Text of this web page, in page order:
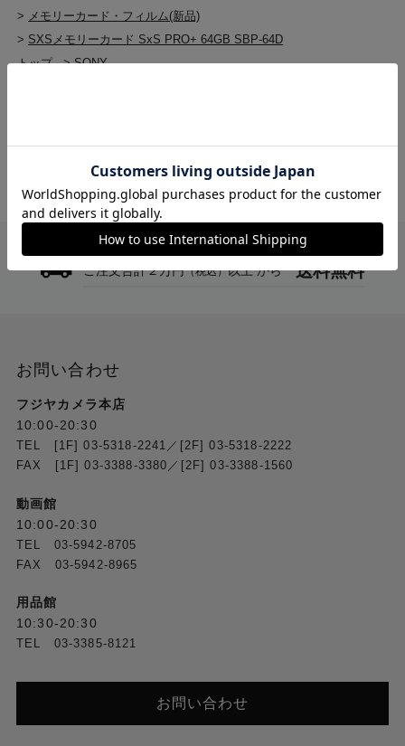
> メモリーカード・フィルム(新品)
> SXSメモリーカード SxS PRO+ 64GB SBP-64D
トップ
>SONY
ご注文合計２万円（税込）以上 から 送料無料
お問い合わせ
フジヤカメラ本店
10:00-20:30
TEL [1F] 03-5318-2241／[2F] 03-5318-2222
FAX [1F] 03-3388-3380／[2F] 03-3388-1560
動画館
10:00-20:30
TEL 03-5942-8705
FAX 03-5942-8965
用品館
10:30-20:30
TEL 03-3385-8121
お問い合わせ